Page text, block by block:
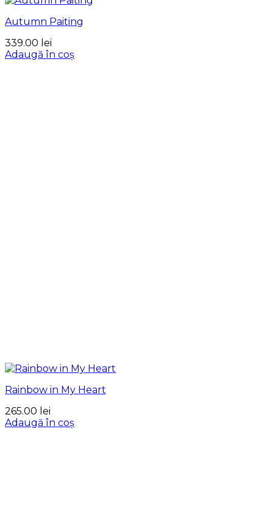
Autumn Paiting
339.00 lei
Adaugă în coș
Rainbow in My Heart
265.00 lei
Adaugă în coș